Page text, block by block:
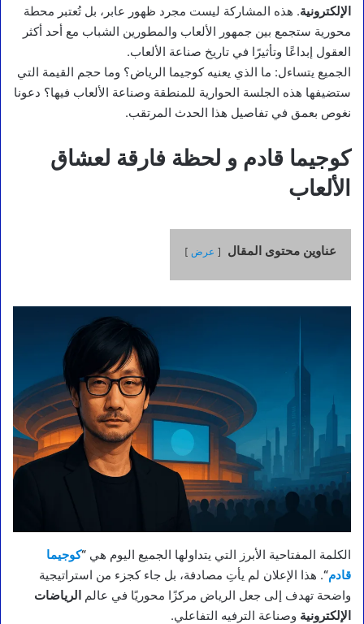
الإلكترونية. هذه المشاركة ليست مجرد ظهور عابر، بل تُعتبر محطة
محورية ستجمع بين جمهور الألعاب والمطورين الشباب مع أحد أكثر
العقول إبداعًا وتأثيرًا في تاريخ صناعة الألعاب.
الجميع يتساءل: ما الذي يعنيه كوجيما الرياض؟ وما حجم القيمة التي
ستضيفها هذه الجلسة الحوارية للمنطقة وصناعة الألعاب فيها؟ دعونا
نغوص بعمق في تفاصيل هذا الحدث المرتقب.
كوجيما قادم و لحظة فارقة لعشاق
الألعاب
عناوين محتوى المقال عرض
الكلمة المفتاحية الأبرز التي يتداولها الجميع اليوم هي “كوجيما
قادم“. هذا الإعلان لم يأتِ مصادفة، بل جاء كجزء من استراتيجية
واضحة تهدف إلى جعل الرياض مركزًا محوريًا في عالم الرياضات
الإلكترونية وصناعة الترفيه التفاعلي.